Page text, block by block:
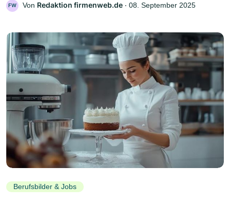
FW Von Redaktion firmenweb.de ‧ 08. September 2025
Berufsbilder & Jobs